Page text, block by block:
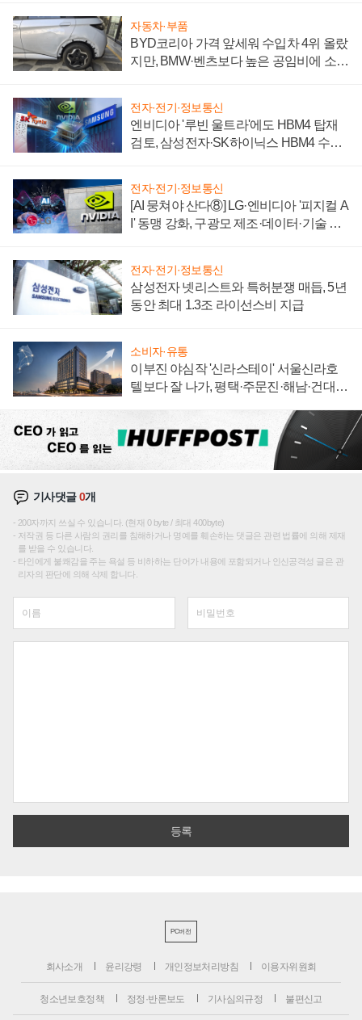
자동차·부품
BYD코리아 가격 앞세워 수입차 4위 올랐
지만, BMW·벤츠보다 높은 공임비에 소비
전자·전기·정보통신
엔비디아 '루빈 울트라'에도 HBM4 탑재
검토, 삼성전자·SK하이닉스 HBM4 수율
전자·전기·정보통신
[AI 뭉쳐야 산다⑧] LG·엔비디아 '피지컬 A
I' 동맹 강화, 구광모 제조·데이터·기술 결
전자·전기·정보통신
삼성전자 넷리스트와 특허분쟁 매듭, 5년
동안 최대 1.3조 라이선스비 지급
소비자·유통
이부진 야심작 '신라스테이' 서울신라호
텔보다 잘 나가, 평택·주문진·해남·건대로
기사댓글0개
200자까지 쓰실 수 있습니다. (현재 0 byte / 최대 400byte)
저작권 등 다른 사람의 권리를 침해하거나 명예를 훼손하는 댓글은 관련 법률에 의해 제재
를 받을 수 있습니다.
타인에게 불쾌감을 주는 욕설 등 비하하는 단어가 내용에 포함되거나 인신공격성 글은 관
리자의 판단에 의해 삭제 합니다.
PC버전
회사소개 윤리강령 개인정보처리방침 이용자위원회
청소년보호정책 정정·반론보도 기사심의규정 불편신고